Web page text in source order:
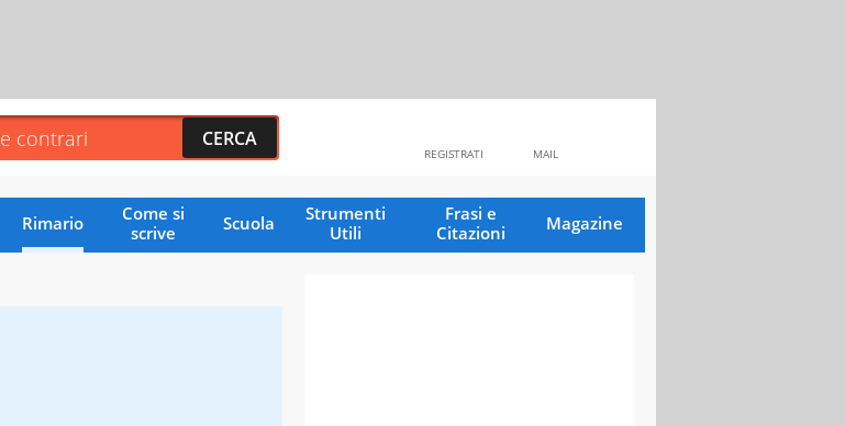
MAIL
REGISTRATI
Rimario
Come si
scrive
Scuola
Strumenti
Utili
Frasi e
Citazioni
Magazine